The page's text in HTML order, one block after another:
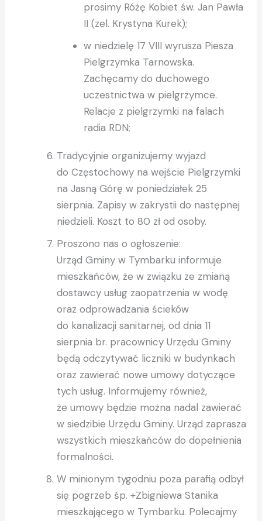
prosimy Różę Kobiet św. Jan Pawła
II (zel. Krystyna Kurek);
w niedzielę 17 VIII wyrusza Piesza
Pielgrzymka Tarnowska.
Zachęcamy do duchowego
uczestnictwa w pielgrzymce.
Relacje z pielgrzymki na falach
radia RDN;
Tradycyjnie organizujemy wyjazd
do Częstochowy na wejście Pielgrzymki
na Jasną Górę w poniedziałek 25
sierpnia. Zapisy w zakrystii do następnej
niedzieli. Koszt to 80 zł od osoby.
Proszono nas o ogłoszenie:
Urząd Gminy w Tymbarku informuje
mieszkańców, że w związku ze zmianą
dostawcy usług zaopatrzenia w wodę
oraz odprowadzania ścieków
do kanalizacji sanitarnej, od dnia 11
sierpnia br. pracownicy Urzędu Gminy
będą odczytywać liczniki w budynkach
oraz zawierać nowe umowy dotyczące
tych usług. Informujemy również,
że umowy będzie można nadal zawierać
w siedzibie Urzędu Gminy. Urząd zaprasza
wszystkich mieszkańców do dopełnienia
formalności.
W minionym tygodniu poza parafią odbył
się pogrzeb śp. +Zbigniewa Stanika
mieszkającego w Tymbarku. Polecajmy